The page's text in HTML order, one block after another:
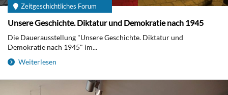
Zeitgeschichtliches Forum
Unsere Geschichte. Diktatur und Demokratie nach 1945
Die Dauerausstellung "Unsere Geschichte. Diktatur und
Demokratie nach 1945" im...
Weiterlesen